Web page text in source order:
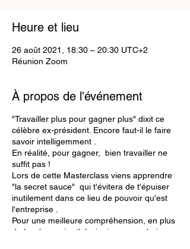
Heure et lieu
26 août 2021, 18:30 – 20:30 UTC+2
Réunion Zoom
À propos de l'événement
"Travailler plus pour gagner plus" dixit ce
célèbre ex-président. Encore faut-il le faire
savoir intelligemment .
En réalité, pour gagner, bien travailler ne
suffit pas !
Lors de cette Masterclass viens apprendre
"la secret sauce" qui t'évitera de t'épuiser
inutilement dans ce lieu de pouvoir qu'est
l'entreprise .
Pour une meilleure compréhension, en plus
de la nécessaire théorie, je saupoudrai mon